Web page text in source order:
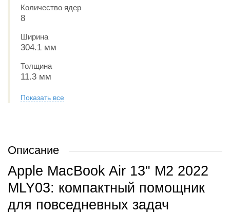
Количество ядер
8
Ширина
304.1 мм
Толщина
11.3 мм
Показать все
Описание
Apple MacBook Air 13" M2 2022
MLY03: компактный помощник
для повседневных задач